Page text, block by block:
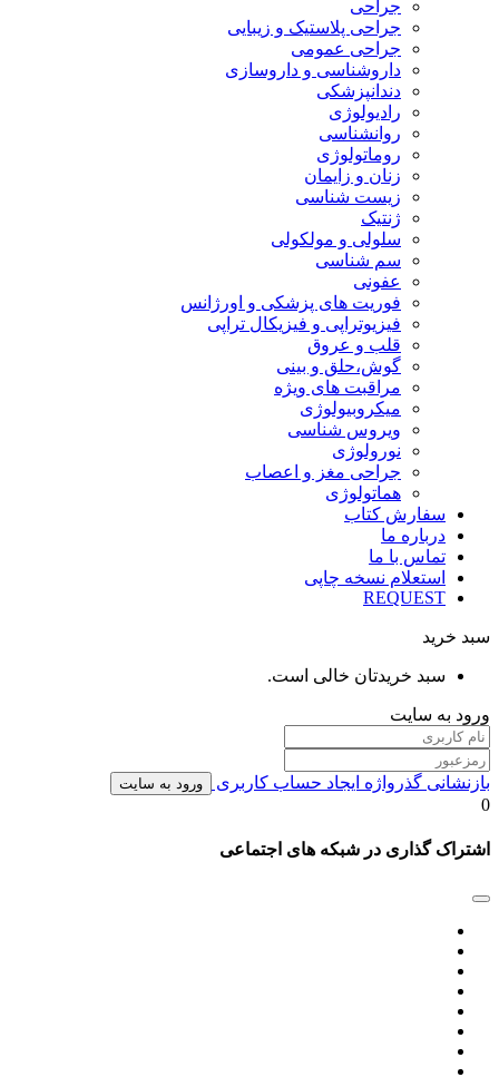
جراحی
جراحی پلاستیک و زیبایی
جراحی عمومی
داروشناسی و داروسازی
دندانپزشکی
رادیولوژی
روانشناسی
روماتولوژی
زنان و زایمان
زیست شناسی
ژنتیک
سلولی و مولکولی
سم شناسی
عفونی
فوریت های پزشکی و اورژانس
فیزیوتراپی و فیزیکال تراپی
قلب و عروق
گوش،حلق و بینی
مراقبت های ویژه
میکروبیولوژی
ویروس شناسی
نورولوژی
جراحی مغز و اعصاب
هماتولوژی
سفارش کتاب
درباره ما
تماس با ما
استعلام نسخه چاپی
REQUEST
سبد خرید
سبد خریدتان خالی است.
ورود به سایت
بازنشانی گذرواژه ایجاد حساب کاربری ورود به سایت
0
اشتراک گذاری در شبکه های اجتماعی